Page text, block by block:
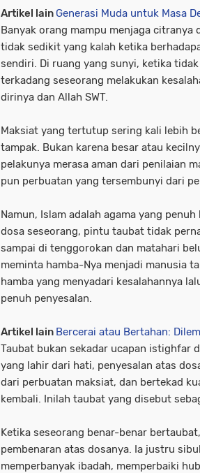
Artikel lain Generasi Muda untuk Masa
Banyak orang mampu menjaga citranya
tidak sedikit yang kalah ketika
sendiri. Di ruang yang sunyi, ketika
terkadang seseorang melakukan
dirinya dan Allah SWT.
Maksiat yang tertutup sering kali lebih
tampak. Bukan karena besar atau
pelakunya merasa aman dari penilaian
pun perbuatan yang tersembunyi dari
Namun, Islam adalah agama yang
dosa seseorang, pintu taubat tidak
sampai di tenggorokan dan matahari
meminta hamba-Nya menjadi manusia
hamba yang menyadari kesalahannya
penuh penyesalan.
Artikel lain Bercerai atau Bertahan:
Taubat bukan sekadar ucapan istighfar
yang lahir dari hati, penyesalan atas
dari perbuatan maksiat, dan bertekad
kembali. Inilah taubat yang disebut
Ketika seseorang benar-benar
pembenaran atas dosanya. Ia justru
memperbanyak ibadah, memperbaiki